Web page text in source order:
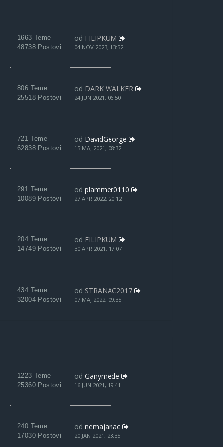
1663 Teme
48738 Postovi
od FILIPKUM
04 NOV 2023, 13:52
806 Teme
25518 Postovi
od DARK WALKER
24 JUN 2021, 06:50
721 Teme
62838 Postovi
od DavidGeorge
15 MAJ 2021, 08:32
291 Teme
10089 Postovi
od plammer0110
27 APR 2022, 20:12
204 Teme
14749 Postovi
od FILIPKUM
30 APR 2021, 17:07
434 Teme
32004 Postovi
od STRANAC2017
07 MAJ 2022, 09:35
1223 Teme
25360 Postovi
od Ganymede
16 JUN 2021, 19:41
240 Teme
17030 Postovi
od nemajanac
20 JAN 2021, 23:35